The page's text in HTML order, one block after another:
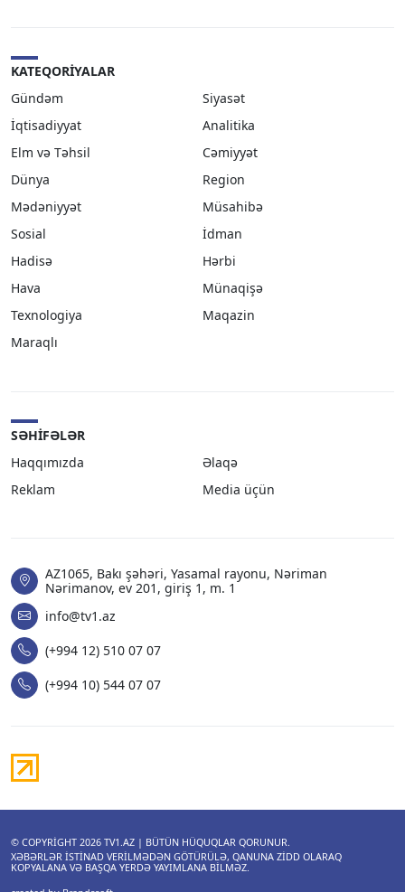
KATEQORIYALAR
Gündəm
Siyasət
İqtisadiyyat
Analitika
Elm və Təhsil
Cəmiyyət
Dünya
Region
Mədəniyyət
Müsahibə
Sosial
İdman
Hadisə
Hərbi
Hava
Münaqişə
Texnologiya
Maqazin
Maraqlı
SƏHIFƏLƏR
Haqqımızda
Əlaqə
Reklam
Media üçün
AZ1065, Bakı şəhəri, Yasamal rayonu, Nəriman
Nərimanov, ev 201, giriş 1, m. 1
info@tv1.az
(+994 12) 510 07 07
(+994 10) 544 07 07
© COPYRIGHT 2026 TV1.AZ | BÜTÜN HÜQUQLAR QORUNUR.
XƏBƏRLƏR ISTINAD VERILMƏDƏN GÖTÜRÜLƏ, QANUNA ZIDD OLARAQ
KOPYALANA VƏ BAŞQA YERDƏ YAYIMLANA BILMƏZ.